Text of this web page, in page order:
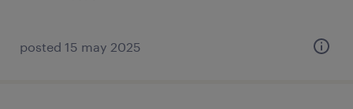
posted 15 may 2025